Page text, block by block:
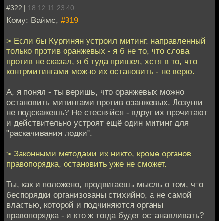
#322 | 18.12.11 23:40
Кому: Ваймс, #319
> Если бы Кургинян устроил митинг, направленный
только против оранжевых - я б не то, что слова
против не сказал, я б туда пришел, хотя в то, что
контрмитингами можно их остановить - не верю.
А, я понял - ты веришь, что оранжевых можно
остановить митингами против оранжевых. Лозунги
не подскажешь? Не стесняйся - вдруг их прочитают
и действительно устроят ещё один митинг для
"раскачивания лодки".
> Законными методами их никто, кроме органов
правопорядка, остановить уже не сможет.
Ты, как и положено, продвигаешь мысль о том, что
беспорядки организованы стихийно, а не самой
властью, которой и подчиняются органы
правопорядка - и кто ж тогда будет останавливать?